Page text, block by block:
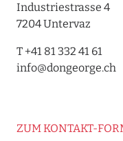
Industriestrasse 4
7204 Untervaz
T +41 81 332 41 61
info@dongeorge.ch
ZUM KONTAKT-